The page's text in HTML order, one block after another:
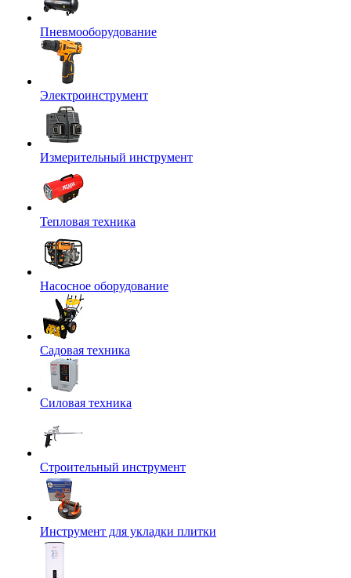
Пневмооборудование
Электроинструмент
Измерительный инструмент
Тепловая техника
Насосное оборудование
Садовая техника
Силовая техника
Строительный инструмент
Инструмент для укладки плитки